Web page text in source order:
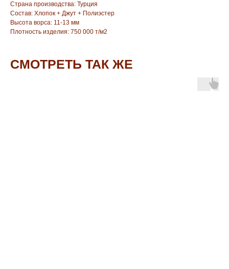
Страна производства: Турция
Состав: Хлопок + Джут + Полиэстер
Высота ворса: 11-13 мм
Плотность изделия: 750 000 т/м2
СМОТРЕТЬ ТАК ЖЕ